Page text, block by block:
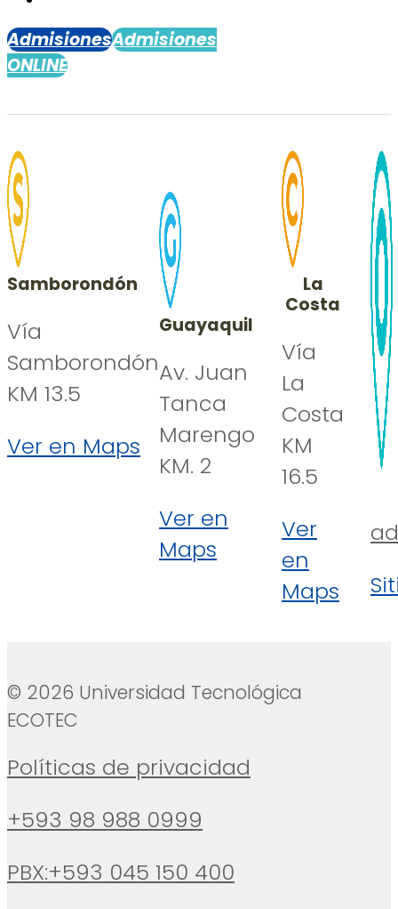
AdmisionesAdmisiones
ONLINE
Samborondón
Vía
Samborondón
KM 13.5
Ver en Maps
Guayaquil
Av. Juan
Tanca
Marengo
KM. 2
Ver en
Maps
La
Costa
Vía
La
Costa
KM
16.5
Ver
en
Maps
© 2026 Universidad Tecnológica
ECOTEC
Políticas de privacidad
+593 98 988 0999
PBX:+593 045 150 400